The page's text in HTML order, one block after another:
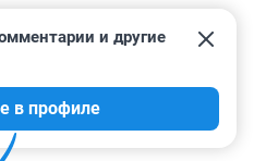
и другие
в профиле